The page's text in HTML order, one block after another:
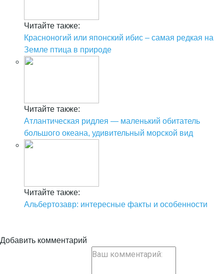
Читайте также:
Красноногий или японский ибис – самая редкая на
Земле птица в природе
Читайте также:
Атлантическая ридлея — маленький обитатель
большого океана, удивительный морской вид
Читайте также:
Альбертозавр: интересные факты и особенности
Добавить комментарий